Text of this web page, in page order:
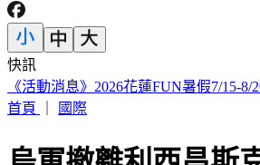
快訊
晚起南部雨勢接力！專家曝「雨炸北
和